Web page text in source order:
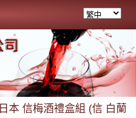
日本 信梅酒禮盒組 (信 白蘭